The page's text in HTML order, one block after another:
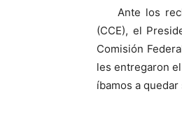
Ante los
(CCE), el
Comisión
les entregaron
íbamos a